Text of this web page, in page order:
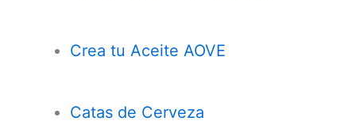
Crea tu Aceite AOVE
Catas de Cerveza